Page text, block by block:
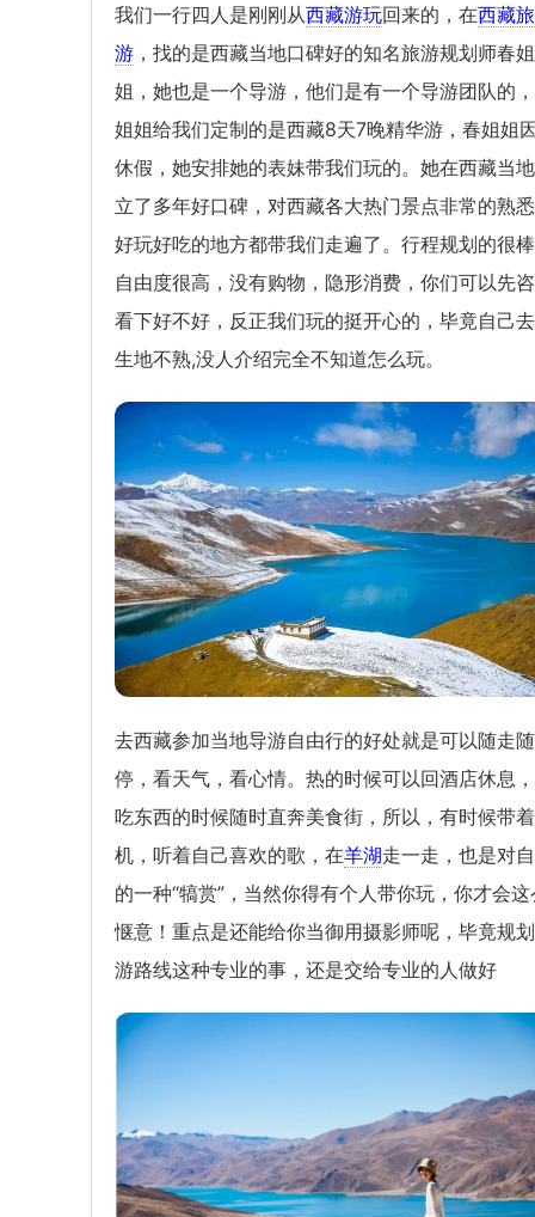
我们一行四人是刚刚从西藏游玩回来的，在西藏旅
游 ，找的是西藏当地口碑好的知名旅游规划师春姐
姐，她也是一个导游，他们是有一个导游团队的
姐姐给我们定制的是西藏8天7晚精华游，春姐姐
休假，她安排她的表妹带我们玩的。她在西藏当
立了多年好口碑，对西藏各大热门景点非常的熟
好玩好吃的地方都带我们走遍了。行程规划的很
自由度很高，没有购物，隐形消费，你们可以先
看下好不好，反正我们玩的挺开心的，毕竟自己
生地不熟,没人介绍完全不知道怎么玩。
去西藏参加当地导游自由行的好处就是可以随走随
停，看天气，看心情。热的时候可以回酒店休息
吃东西的时候随时直奔美食街，所以，有时候带
机，听着自己喜欢的歌，在羊湖走一走，也是对
的一种“犒赏”，当然你得有个人带你玩，你才会这
惬意！重点是还能给你当御用摄影师呢，毕竟规
游路线这种专业的事，还是交给专业的人做好